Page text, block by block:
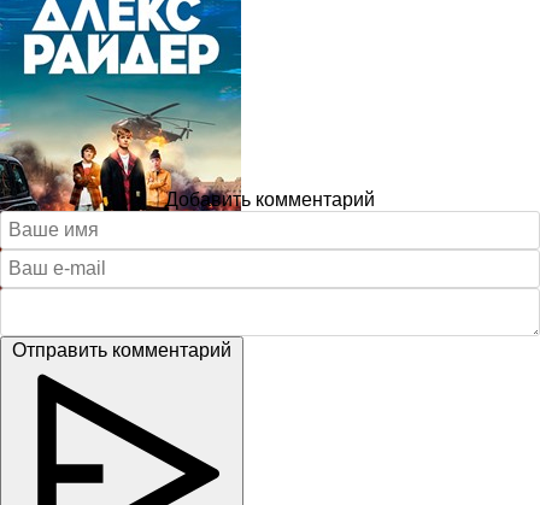
Добавить комментарий
Отправить комментарий